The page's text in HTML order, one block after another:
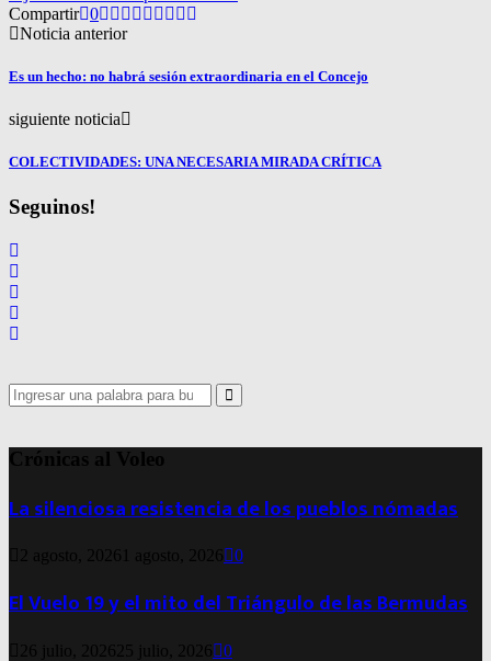
Compartir 0
Noticia anterior
Es un hecho: no habrá sesión extraordinaria en el Concejo
siguiente noticia
COLECTIVIDADES: UNA NECESARIA MIRADA CRÍTICA
Seguinos!
Search
for:
Search
Crónicas al Voleo
La silenciosa resistencia de los pueblos nómadas
2 agosto, 2026 1 agosto, 2026 0
El Vuelo 19 y el mito del Triángulo de las Bermudas
26 julio, 2026 25 julio, 2026 0